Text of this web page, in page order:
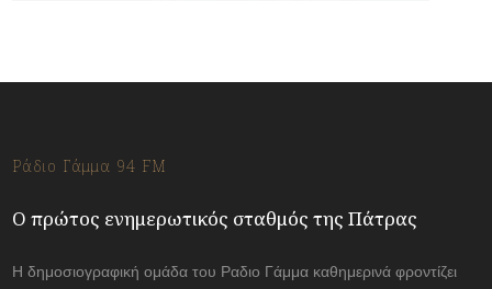
Ράδιο Γάμμα 94 FM
Ο πρώτος ενημερωτικός σταθμός της Πάτρας
Η δημοσιογραφική ομάδα του Ραδιο Γάμμα καθημερινά φροντίζει